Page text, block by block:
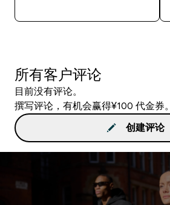
所有客户评论
目前没有评论。
撰写评论，有机会赢得¥100 代金券。
创建评论